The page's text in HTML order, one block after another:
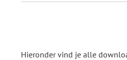
Hieronder vind je alle